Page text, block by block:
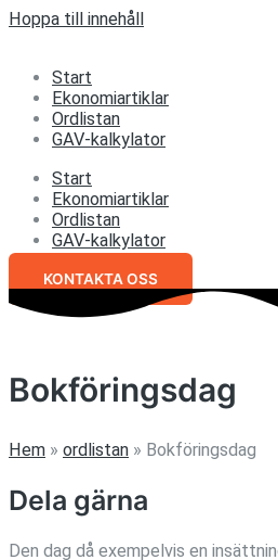
Hoppa till innehåll
Start
Ekonomiartiklar
Ordlistan
GAV-kalkylator
Start
Ekonomiartiklar
Ordlistan
GAV-kalkylator
KONTAKTA OSS
Bokföringsdag
Hem » ordlistan » Bokföringsdag
Dela gärna
Den dag då exempelvis en